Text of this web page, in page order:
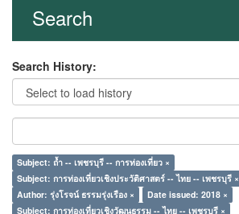
Search
Search History:
Subject: ถ้ำ -- เพชรบุรี -- การท่องเที่ยว ×
Subject: การท่องเที่ยวเชิงประวัติศาสตร์ -- ไทย -- เพชรบุรี ×
Author: รุ่งโรจน์ ธรรมรุ่งเรือง ×
Date issued: 2018 ×
Subject: การท่องเที่ยวเชิงวัฒนธรรม -- ไทย -- เพชรบุรี ×